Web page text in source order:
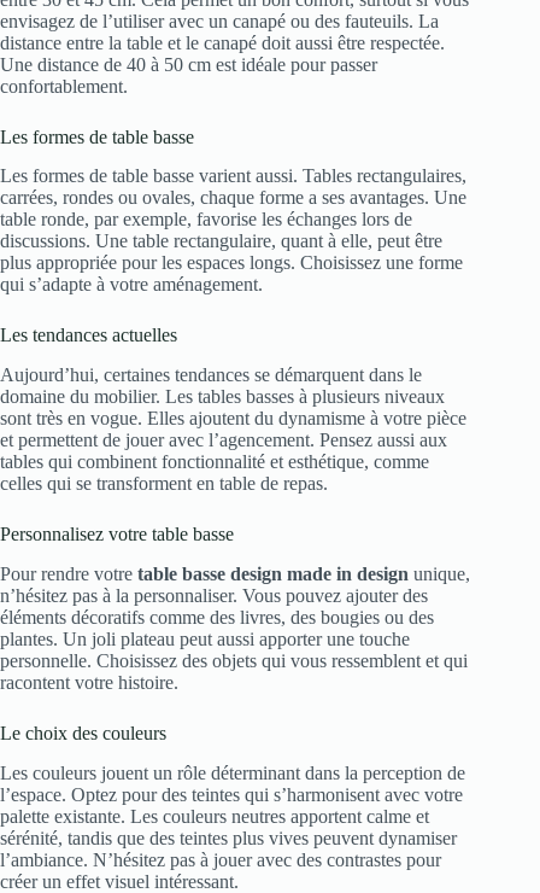
envisagez de l’utiliser avec un canapé ou des fauteuils. La
distance entre la table et le canapé doit aussi être respectée.
Une distance de 40 à 50 cm est idéale pour passer
confortablement.
Les formes de table basse
Les formes de table basse varient aussi. Tables rectangulaires,
carrées, rondes ou ovales, chaque forme a ses avantages. Une
table ronde, par exemple, favorise les échanges lors de
discussions. Une table rectangulaire, quant à elle, peut être
plus appropriée pour les espaces longs. Choisissez une forme
qui s’adapte à votre aménagement.
Les tendances actuelles
Aujourd’hui, certaines tendances se démarquent dans le
domaine du mobilier. Les tables basses à plusieurs niveaux
sont très en vogue. Elles ajoutent du dynamisme à votre pièce
et permettent de jouer avec l’agencement. Pensez aussi aux
tables qui combinent fonctionnalité et esthétique, comme
celles qui se transforment en table de repas.
Personnalisez votre table basse
Pour rendre votre table basse design made in design unique,
n’hésitez pas à la personnaliser. Vous pouvez ajouter des
éléments décoratifs comme des livres, des bougies ou des
plantes. Un joli plateau peut aussi apporter une touche
personnelle. Choisissez des objets qui vous ressemblent et qui
racontent votre histoire.
Le choix des couleurs
Les couleurs jouent un rôle déterminant dans la perception de
l’espace. Optez pour des teintes qui s’harmonisent avec votre
palette existante. Les couleurs neutres apportent calme et
sérénité, tandis que des teintes plus vives peuvent dynamiser
l’ambiance. N’hésitez pas à jouer avec des contrastes pour
créer un effet visuel intéressant.